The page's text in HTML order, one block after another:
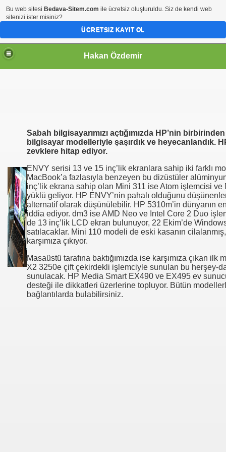
Hakan Özdemir
Sabah bilgisayarımızı açtığımızda HP’nin
bilgisayar modelleriyle şaşırdık ve heyecanlandık.
zevklere hitap ediyor.
ENVY serisi 13 ve 15 inç’lik ekranlara sahip iki farklı
MacBook’a fazlasıyla benzeyen bu dizüstüler
inç’lik ekrana sahip olan Mini 311 ise Atom işlemcisi
yüklü geliyor. HP ENVY’nin pahalı olduğunu
alternatif olarak düşünülebilir. HP 5310m’in dünyanın
iddia ediyor. dm3 ise AMD Neo ve Intel Core 2 Duo
de 13 inç’lik LCD ekran bulunuyor, 22 Ekim’de
satılacaklar. Mini 110 modeli de eski kasanın
karşımıza çıkıyor.
Masaüstü tarafına baktığımızda ise karşımıza çıkan
X2 3250e çift çekirdekli işlemciyle sunulan bu herşey-
sunulacak. HP Media Smart EX490 ve EX495 ev
desteği ile dikkatleri üzerlerine topluyor. Bütün
bağlantılarda bulabilirsiniz.
Bu web sitesi Bedava-Sitem.com ile ücretsiz oluşturuldu. Siz de kendi web
sitenizi ister misiniz?
ÜCRETSIZ KAYIT OL